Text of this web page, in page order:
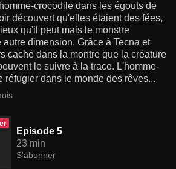
crocodile dans les égouts de
découvert qu'elles étaient des fées,
qu'il peut mais le monstre
dimension. Grâce à Tecna et
caché dans la montre que la créature
le suivre à la trace. L'homme-
réfugier dans le monde des rêves...
Episode 5
23 min
S'abonner